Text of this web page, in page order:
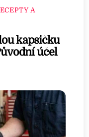
A
kapsičku
účel